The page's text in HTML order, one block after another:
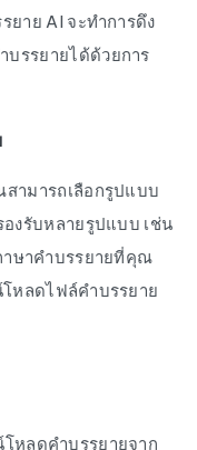
ยาย AI จะทำการดึง
รรยายได้ด้วยการ
ามารถเลือกรูปแบบ
งรับหลายรูปแบบ เช่น
าษาคำบรรยายที่คุณ
หลดไฟล์คำบรรยาย
หลดคำบรรยายจาก